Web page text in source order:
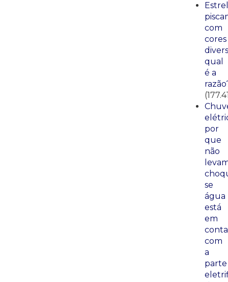
com
cores
qual
é a
por
que
não
se
água
está
em
com
a
parte